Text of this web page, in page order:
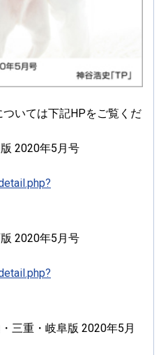
いては下記HPをご覧くだ
2020年5月号
2020年5月号
三重・岐阜版 2020年5月